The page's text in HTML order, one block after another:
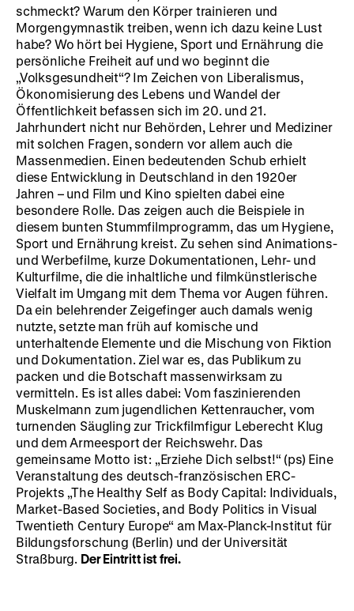
schmeckt? Warum den Körper trainieren und
Morgengymnastik treiben, wenn ich dazu keine Lust
habe? Wo hört bei Hygiene, Sport und Ernährung die
persönliche Freiheit auf und wo beginnt die
„Volksgesundheit“? Im Zeichen von Liberalismus,
Ökonomisierung des Lebens und Wandel der
Öffentlichkeit befassen sich im 20. und 21.
Jahrhundert nicht nur Behörden, Lehrer und Mediziner
mit solchen Fragen, sondern vor allem auch die
Massenmedien. Einen bedeutenden Schub erhielt
diese Entwicklung in Deutschland in den 1920er
Jahren – und Film und Kino spielten dabei eine
besondere Rolle. Das zeigen auch die Beispiele in
diesem bunten Stummfilmprogramm, das um Hygiene,
Sport und Ernährung kreist. Zu sehen sind Animations-
und Werbefilme, kurze Dokumentationen, Lehr- und
Kulturfilme, die die inhaltliche und filmkünstlerische
Vielfalt im Umgang mit dem Thema vor Augen führen.
Da ein belehrender Zeigefinger auch damals wenig
nutzte, setzte man früh auf komische und
unterhaltende Elemente und die Mischung von Fiktion
und Dokumentation. Ziel war es, das Publikum zu
packen und die Botschaft massenwirksam zu
vermitteln. Es ist alles dabei: Vom faszinierenden
Muskelmann zum jugendlichen Kettenraucher, vom
turnenden Säugling zur Trickfilmfigur Leberecht Klug
und dem Armeesport der Reichswehr. Das
gemeinsame Motto ist: „Erziehe Dich selbst!“ (ps) Eine
Veranstaltung des deutsch-französischen ERC-
Projekts „The Healthy Self as Body Capital: Individuals,
Market-Based Societies, and Body Politics in Visual
Twentieth Century Europe“ am Max-Planck-Institut für
Bildungsforschung (Berlin) und der Universität
Straßburg. Der Eintritt ist frei.